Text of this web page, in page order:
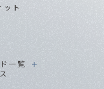
ト
一覧